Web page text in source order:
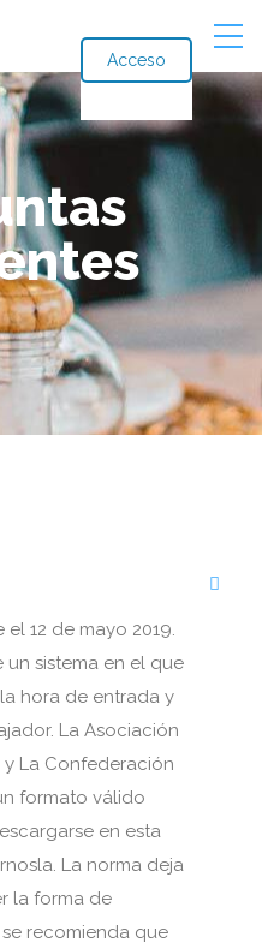
Acceso
navegación
12 de mayo 2019.
sistema en el que
hora de entrada y
La Asociación
La Confederación
formato válido
en esta
La norma deja
la forma de
recomienda que